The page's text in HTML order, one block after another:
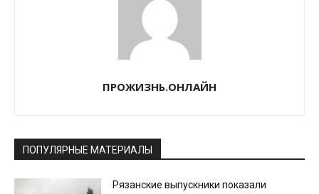
ПРОЖИЗНЬ.ОНЛАЙН
ПОПУЛЯРНЫЕ МАТЕРИАЛЫ
Рязанские выпускники показали